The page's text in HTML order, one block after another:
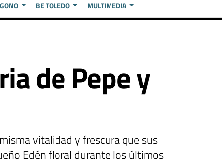
BE TOLEDO MULTIMEDIA
de Pepe y
vitalidad y frescura que sus
Edén floral durante los últimos